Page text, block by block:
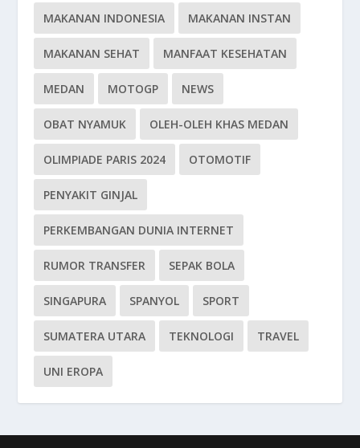
MAKANAN INDONESIA MAKANAN INSTAN
MAKANAN SEHAT MANFAAT KESEHATAN
MEDAN MOTOGP NEWS
OBAT NYAMUK OLEH-OLEH KHAS MEDAN
OLIMPIADE PARIS 2024 OTOMOTIF
PENYAKIT GINJAL
PERKEMBANGAN DUNIA INTERNET
RUMOR TRANSFER SEPAK BOLA
SINGAPURA SPANYOL SPORT
SUMATERA UTARA TEKNOLOGI TRAVEL
UNI EROPA